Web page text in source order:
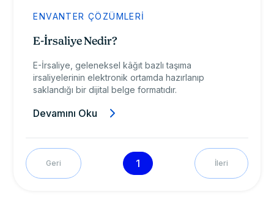
ENVANTER ÇÖZÜMLERI
E-İrsaliye Nedir?
E-İrsaliye, geleneksel kâğıt bazlı taşıma
irsaliyelerinin elektronik ortamda hazırlanıp
saklandığı bir dijital belge formatıdır.
Devamını Oku
Geri 1 İleri